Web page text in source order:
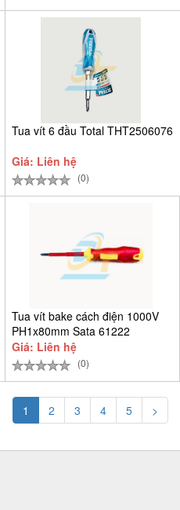
Tua vít 6 đầu Total THT2506076
Giá: Liên hệ
(0)
Tua vít bake cách điện 1000V
PH1x80mm Sata 61222
Giá: Liên hệ
(0)
1 2 3 4 5 >